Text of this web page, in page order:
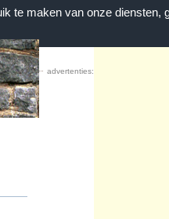
te maken van onze diensten,
advertenties: